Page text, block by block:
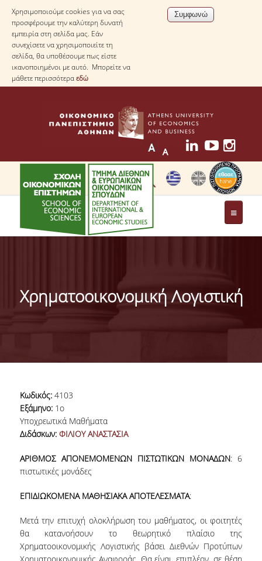
Χρησιμοποιούμε cookies για να σας
προσφέρουμε την καλύτερη δυνατή
εμπειρία στη σελίδα μας. Εάν
συνεχίσετε να χρησιμοποιείτε τη
σελίδα, θα υποθέσουμε πως είστε
ικανοποιημένοι με αυτό. Μπορείτε να
μάθετε περισσότεραεδώ
ΤΟ ΤΜΗΜΑ
ΓΕΝΙΚΕΣ ΠΛΗΡΟΦΟΡΙΕΣ
ΔΙΟΙΚΗΣΗ ΤΟΥ ΤΜΗΜΑΤΟΣ
ΑΝΘΡΩΠΙΝΟ ΔΥΝΑΜΙΚΟ
ΜΕΛΗ ΔΕΠ
ΕΠΙΤΙΜΟΙ ΔΙΔΑΚΤΟΡΕΣ / ΕΡΕΥΝΗΤΙΚΟΙ
ΜΕΤΑΔΙΔΑΚΤΟΡΕΣ
Χρηματοοικονομική Λογιστική
Κωδικός: 4103
Εξάμηνο: 1ο
Υποχρεωτικά Μαθήματα
Διδάσκων: ΦΙΛΙΟΥ ΑΝΑΣΤΑΣΙΑ
ΑΡΙΘΜΟΣ ΑΠΟΝΕΜΟΜΕΝΩΝ ΠΙΣΤΩΤΙΚΩΝ ΜΟΝΑΔΩΝ: 6
πιστωτικές μονάδες
ΕΠΙΔΙΩΚΟΜΕΝΑ ΜΑΘΗΣΙΑΚΑ ΑΠΟΤΕΛΕΣΜΑΤΑ:
Μετά την επιτυχή ολοκλήρωση του μαθήματος, οι φοιτητές
θα κατανοήσουν το θεωρητικό πλαίσιο της
Χρηματοοικονομικής Λογιστικής βάσει Διεθνών Προτύπων